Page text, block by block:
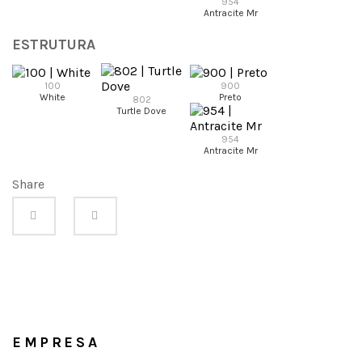
Antracite Mr
ESTRUTURA
100
White
802
Turtle Dove
900
Preto
954
Antracite Mr
Share
EMPRESA